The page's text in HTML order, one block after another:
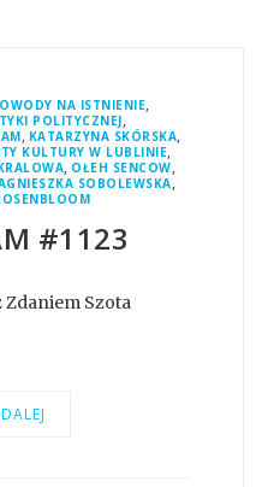
NA ISTNIENIE,
POLITYCZNEJ,
, KATARZYNA SKÓRSKA,
KULTURY W LUBLINIE,
, OŁEH SENCOW,
SOBOLEWSKA,
#1123
Szota